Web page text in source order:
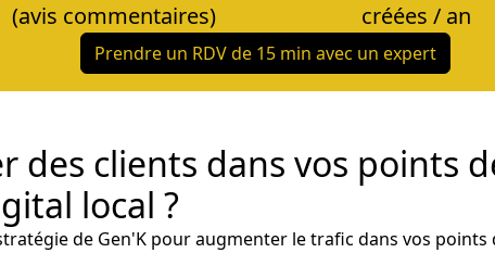
(avis commentaires)
créées / an
Prendre un RDV de 15 min avec un expert
des clients dans vos points
local ?
de Gen'K pour augmenter le trafic dans vos